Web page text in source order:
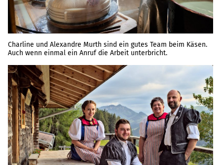
Charline und Alexandre Murth sind ein gutes Team beim Käsen.
Auch wenn einmal ein Anruf die Arbeit unterbricht.